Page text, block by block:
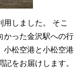
しました。 そこ
かった金沢駅への行
小松空港と小松空港
をお届けします。